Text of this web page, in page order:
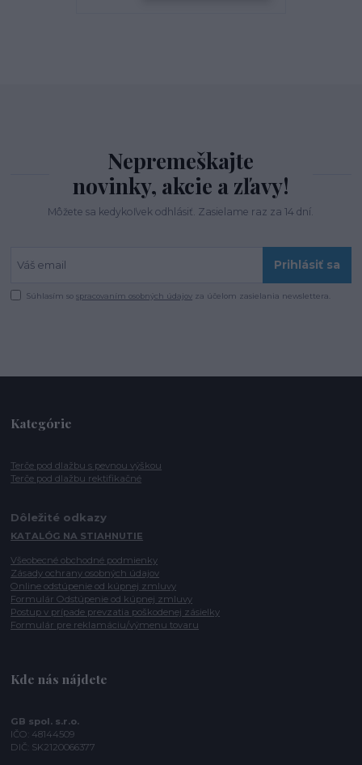
Nepremeškajte
novinky, akcie a zľavy!
Môžete sa kedykoľvek odhlásiť. Zasielame raz za 14 dní.
Prihlásiť sa
Súhlasím sospracovaním osobných údajov za účelom zasielania newslettera.
Kategórie
Terče pod dlažbu s pevnou výškou
Terče pod dlažbu rektifikačné
Dôležité odkazy
KATALÓG NA STIAHNUTIE
Všeobecné obchodné podmienky
Zásady ochrany osobných údajov
Online odstúpenie od kúpnej zmluvy
Formulár Odstúpenie od kúpnej zmluvy
Postup v prípade prevzatia poškodenej zásielky
Formulár pre reklamáciu/výmenu tovaru
Kde nás nájdete
GB spol. s.r.o.
IČO: 48144509
DIČ: SK2120066377